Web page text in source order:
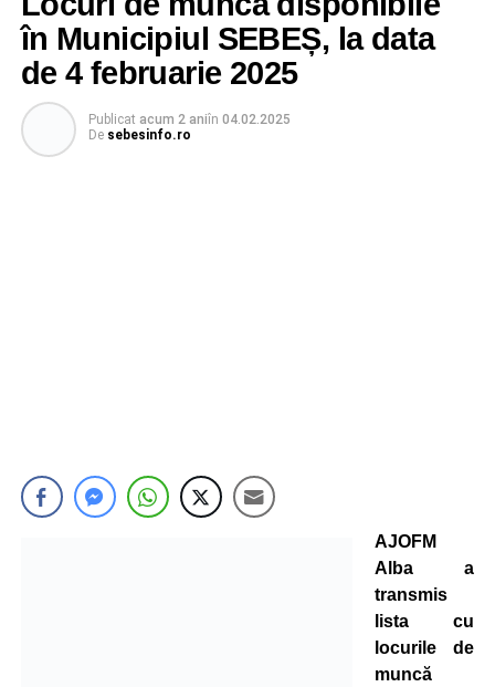
în Municipiul SEBEȘ, la data
de 4 februarie 2025
Publicat acum 2 aniîn 04.02.2025
De sebesinfo.ro
AJOFM
Alba a
transmis
lista cu
locurile de
muncă